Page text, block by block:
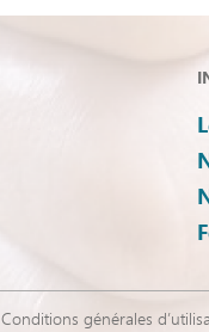
Conditions générales